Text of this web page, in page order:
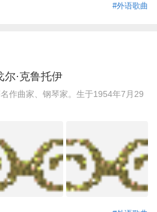
#外语歌曲
尔·克鲁托伊
作曲家、钢琴家。生于1954年7月29